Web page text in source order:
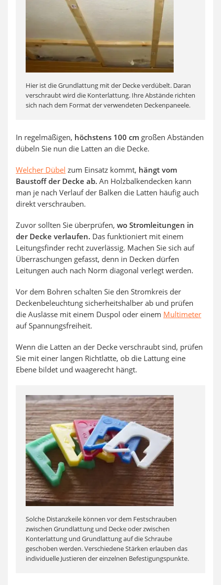
Hier ist die Grundlattung mit der Decke verdübelt. Daran
verschraubt wird die Konterlattung. Ihre Abstände richten
sich nach dem Format der verwendeten Deckenpaneele.
In regelmäßigen, höchstens 100 cm großen Abständen
dübeln Sie nun die Latten an die Decke.
Welcher Dübel zum Einsatz kommt, hängt vom
Baustoff der Decke ab. An Holzbalkendecken kann
man je nach Verlauf der Balken die Latten häufig auch
direkt verschrauben.
Zuvor sollten Sie überprüfen, wo Stromleitungen in
der Decke verlaufen. Das funktioniert mit einem
Leitungsfinder recht zuverlässig. Machen Sie sich auf
Überraschungen gefasst, denn in Decken dürfen
Leitungen auch nach Norm diagonal verlegt werden.
Vor dem Bohren schalten Sie den Stromkreis der
Deckenbeleuchtung sicherheitshalber ab und prüfen
die Auslässe mit einem Duspol oder einem Multimeter
auf Spannungsfreiheit.
Wenn die Latten an der Decke verschraubt sind, prüfen
Sie mit einer langen Richtlatte, ob die Lattung eine
Ebene bildet und waagerecht hängt.
Solche Distanzkeile können vor dem Festschrauben
zwischen Grundlattung und Decke oder zwischen
Konterlattung und Grundlattung auf die Schraube
geschoben werden. Verschiedene Stärken erlauben das
individuelle Justieren der einzelnen Befestigungspunkte.